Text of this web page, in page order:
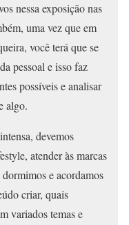
nessa exposição nas
uma vez que em
você terá que se
pessoal e isso faz
possíveis e analisar
algo.
devemos
atender às marcas
e acordamos
criar, quais
variados temas e